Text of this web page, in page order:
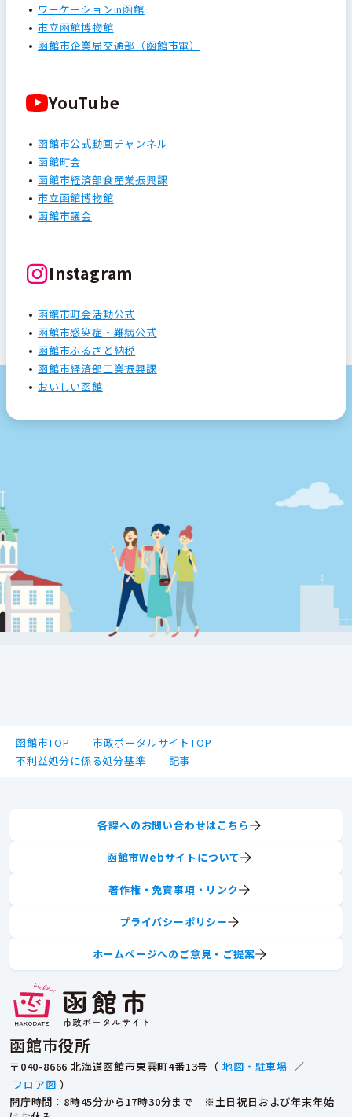
ワーケーションin函館
市立函館博物館
函館市企業局交通部（函館市電）
YouTube
函館市公式動画チャンネル
函館町会
函館市経済部食産業振興課
市立函館博物館
函館市議会
Instagram
函館市町会活動公式
函館市感染症・難病公式
函館市ふるさと納税
函館市経済部工業振興課
おいしい函館
函館市TOP
市政ポータルサイトTOP
不利益処分に係る処分基準
記事
函館市役所
〒040-8666 北海道函館市東雲町4番13号（ 地図・駐車場 ／
フロア図 ）
開庁時間：8時45分から17時30分まで ※土日祝日および年末年始
各課へのお問い合わせはこちら
函館市Webサイトについて
著作権・免責事項・リンク
プライバシーポリシー
ホームページへのご意見・ご提案